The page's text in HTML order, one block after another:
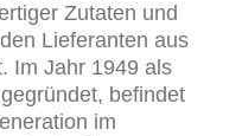
Zutaten und
Lieferanten aus
Im Jahr 1949 als
befindet
im